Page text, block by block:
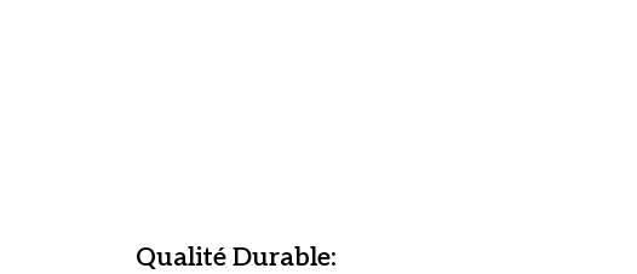
Qualité Durable: